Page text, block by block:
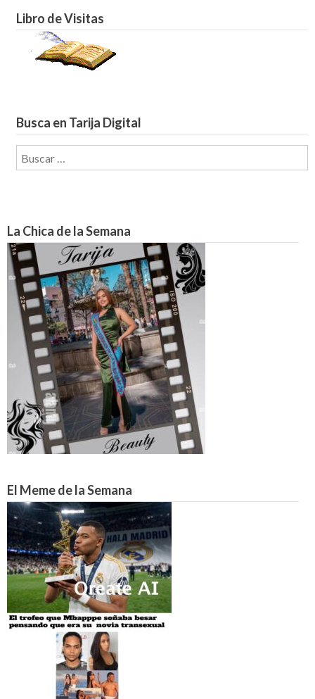
Libro de Visitas
Busca en Tarija Digital
Buscar:
La Chica de la Semana
El Meme de la Semana